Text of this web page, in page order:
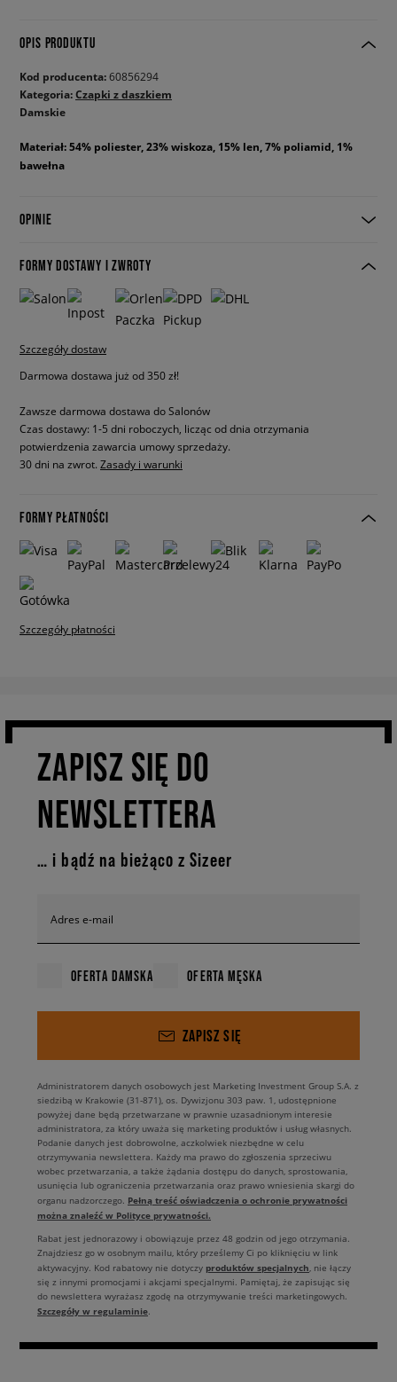
OPIS PRODUKTU
Kod producenta:60856294
Kategoria:Czapki z daszkiem
Damskie
Materiał: 54% poliester, 23% wiskoza, 15% len, 7% poliamid, 1%
bawełna
OPINIE
FORMY DOSTAWY I ZWROTY
Szczegóły dostaw
Darmowa dostawa już od 350 zł!
Zawsze darmowa dostawa do Salonów
Czas dostawy: 1-5 dni roboczych, licząc od dnia otrzymania
potwierdzenia zawarcia umowy sprzedaży.
30 dni na zwrot. Zasady i warunki
FORMY PŁATNOŚCI
Szczegóły płatności
ZAPISZ SIĘ DO
NEWSLETTERA
… i bądź na bieżąco z Sizeer
Adres e-mail
OFERTA DAMSKA OFERTA MĘSKA
ZAPISZ SIĘ
Administratorem danych osobowych jest Marketing Investment Group S.A. z
siedzibą w Krakowie (31-871), os. Dywizjonu 303 paw. 1, udostępnione
powyżej dane będą przetwarzane w prawnie uzasadnionym interesie
administratora, za który uważa się marketing produktów i usług własnych.
Podanie danych jest dobrowolne, aczkolwiek niezbędne w celu
otrzymywania newslettera. Każdy ma prawo do zgłoszenia sprzeciwu
wobec przetwarzania, a także żądania dostępu do danych, sprostowania,
usunięcia lub ograniczenia przetwarzania oraz prawo wniesienia skargi do
organu nadzorczego. Pełną treść oświadczenia o ochronie prywatności
można znaleźć w Polityce prywatności.
Rabat jest jednorazowy i obowiązuje przez 48 godzin od jego otrzymania.
Znajdziesz go w osobnym mailu, który prześlemy Ci po kliknięciu w link
aktywacyjny. Kod rabatowy nie dotyczy produktów specjalnych, nie łączy
się z innymi promocjami i akcjami specjalnymi. Pamiętaj, że zapisując się
do newslettera wyrażasz zgodę na otrzymywanie treści marketingowych.
Szczegóły w regulaminie.